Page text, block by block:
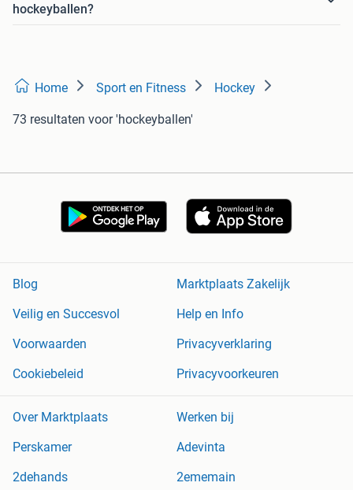
hockeyballen?
Home Sport en Fitness Hockey
73 resultaten voor 'hockeyballen'
Blog
Marktplaats Zakelijk
Veilig en Succesvol
Help en Info
Voorwaarden
Privacyverklaring
Cookiebeleid
Privacyvoorkeuren
Over Marktplaats
Werken bij
Perskamer
Adevinta
2dehands
2ememain